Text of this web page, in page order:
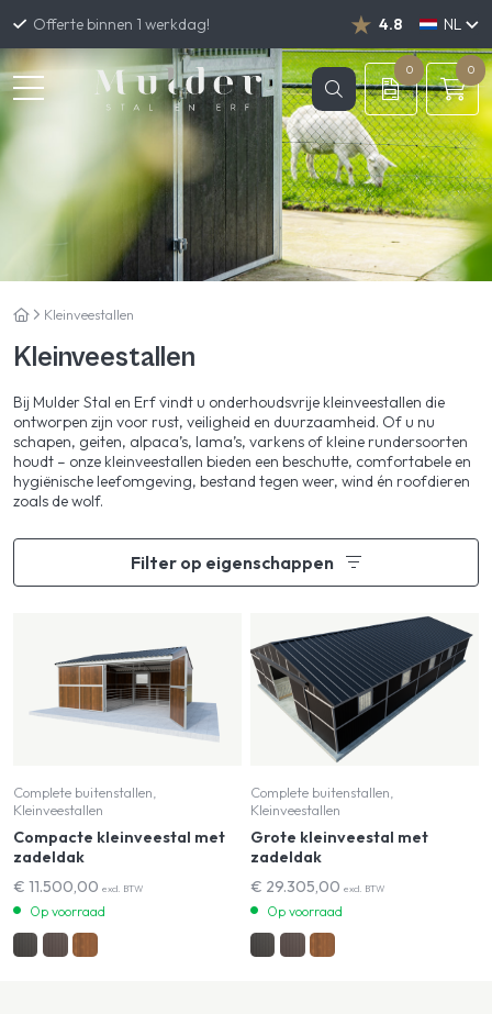
Offerte binnen 1 werkdag! 4.8
NL
DE
EN
0 0
Kleinveestallen
Kleinveestallen
Bij Mulder Stal en Erf vindt u onderhoudsvrije kleinveestallen die
ontworpen zijn voor rust, veiligheid en duurzaamheid. Of u nu
schapen, geiten, alpaca’s, lama’s, varkens of kleine rundersoorten
houdt – onze kleinveestallen bieden een beschutte, comfortabele en
hygiënische leefomgeving, bestand tegen weer, wind én roofdieren
zoals de wolf.
Filter op eigenschappen
Complete buitenstallen,
Kleinveestallen
Compacte kleinveestal met
zadeldak
€ 11.500,00 excl. BTW
Op voorraad
Complete buitenstallen,
Kleinveestallen
Grote kleinveestal met
zadeldak
€ 29.305,00 excl. BTW
Op voorraad